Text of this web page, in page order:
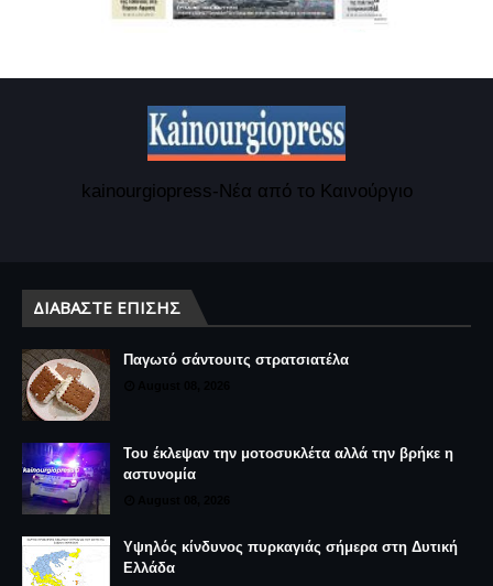
kainourgiopress-Νέα από το Καινούργιο
ΔΙΑΒΆΣΤΕ ΕΠΊΣΗΣ
Παγωτό σάντουιτς στρατσιατέλα
Του έκλεψαν την μοτοσυκλέτα αλλά την βρήκε η
αστυνομία
Υψηλός κίνδυνος πυρκαγιάς σήμερα στη Δυτική
Ελλάδα